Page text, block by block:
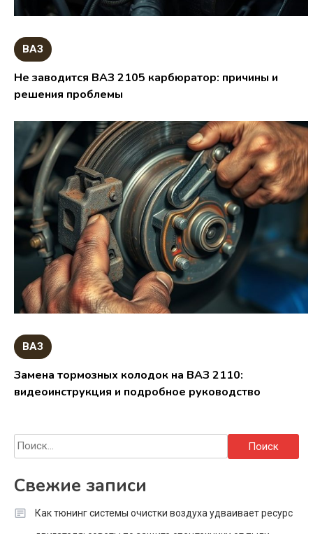
ВАЗ
Не заводится ВАЗ 2105 карбюратор: причины и
решения проблемы
ВАЗ
Замена тормозных колодок на ВАЗ 2110:
видеоинструкция и подробное руководство
Найти:
Свежие записи
Как тюнинг системы очистки воздуха удваивает ресурс